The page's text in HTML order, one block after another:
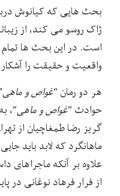
بحث هایی که کیانوش
ژاک روسو می کند، از
است. در این بحث ها
واقعیت و حقیقت را
هر دو رمان “غواص و ماهی
حوادث “غواص و ماهی“،
گریز رضا طمغاچیان از
ماهانگرد که لابد باید
علاوه بر آنکه ماجراهای
از فرار فرهاد نوغانی در